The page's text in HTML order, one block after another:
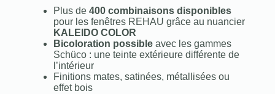
Plus de 400 combinaisons disponibles
pour les fenêtres REHAU grâce au nuancier
KALEIDO COLOR
Bicoloration possibleavec les gammes
Schüco : une teinte extérieure différente de
l’intérieur
Finitions mates, satinées, métallisées ou
effet bois